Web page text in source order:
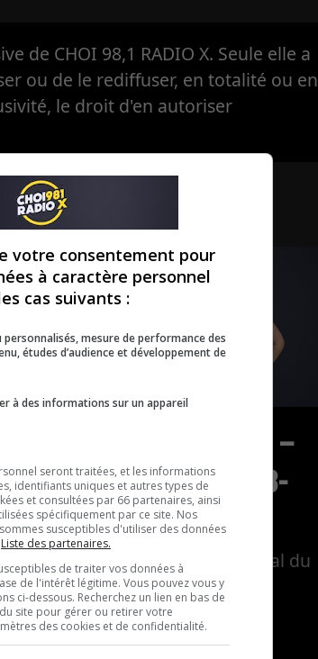
de CHOI 98,1 RADIO X. Seule elle a
ou de le rediffuser, en totalité ou en
le droit d'en autoriser
Ouellet en direct –
Intégral du 07-08-
2026
Ouellet en direct - Intégral du
07-08-2026
votre consentement pour
à caractère personnel
cas suivants :
mesure de performance des
études d’audience et développement de
à des informations sur un appareil
seront traitées, et les informations
identifiants uniques et autres types de
et consultées par 66 partenaires, ainsi
spécifiquement par ce site. Nos
susceptibles d'utiliser des données
Liste des partenaires.
de traiter vos données à
de l'intérêt légitime. Vous pouvez vous y
ci-dessous. Recherchez un lien en bas de
site pour gérer ou retirer votre
des cookies et de confidentialité.